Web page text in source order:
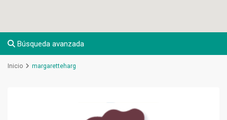
Búsqueda avanzada
Inicio margaretteharg